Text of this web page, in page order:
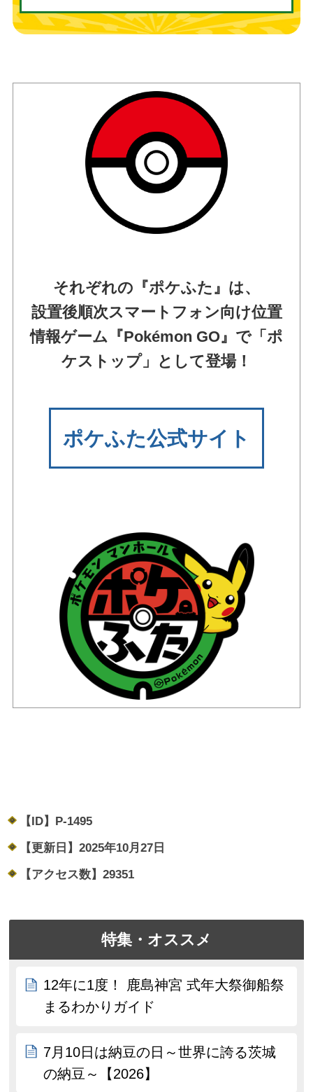
それぞれの『ポケふた』は、
設置後順次スマートフォン向け位置
情報ゲーム『Pokémon GO』で「ポ
ケストップ」として登場！
ポケふた公式サイト
【ID】 P-1495
【更新日】 2025年10月27日
【アクセス数】 29351
特集・オススメ
12年に1度！ 鹿島神宮 式年大祭御船祭
まるわかりガイド
7月10日は納豆の日～世界に誇る茨城
の納豆～【2026】